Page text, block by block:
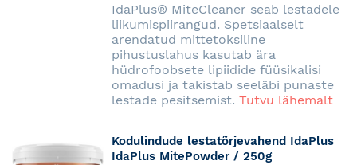
IdaPlus® MiteCleaner seab lestadele
liikumispiirangud. Spetsiaalselt
arendatud mittetoksiline
pihustuslahus kasutab ära
hüdrofoobsete lipiidide füüsikalisi
omadusi ja takistab seeläbi punaste
lestade pesitsemist. Tutvu lähemalt
Kodulindude lestatõrjevahend IdaPlus
IdaPlus MitePowder / 250g